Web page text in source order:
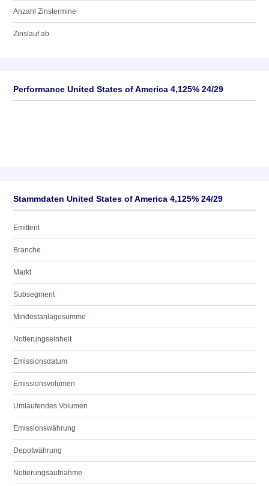
Anzahl Zinstermine
Zinslauf ab
Performance United States of America 4,125% 24/29
Stammdaten United States of America 4,125% 24/29
Emittent
Branche
Markt
Subsegment
Mindestanlagesumme
Notierungseinheit
Emissionsdatum
Emissionsvolumen
Umlaufendes Volumen
Emissionswährung
Depotwährung
Notierungsaufnahme